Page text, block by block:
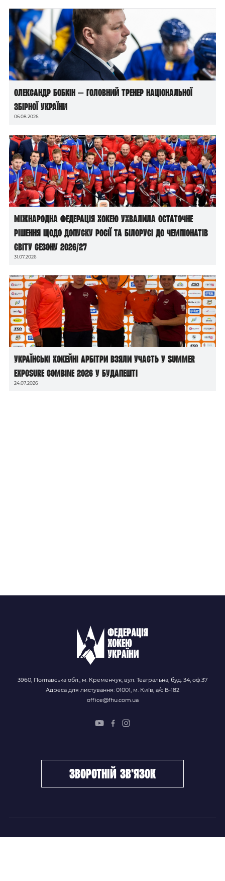
Олександр Бобкін — головний тренер національної
збірної України
06.08.2026
Міжнародна федерація хокею ухвалила остаточне
рішення щодо допуску росії та білорусі до чемпіонатів
світу сезону 2026/27
31.07.2026
Українські хокейні арбітри взяли участь у Summer
Exposure Combine 2026 у Будапешті
24.07.2026
3960, Полтавська обл., м. Кременчук, вул. Театральна, буд. 34, оф.37
Адреса для листування: 01001, м. Київ, а/с В-182
office@fhu.com.ua
зворотній зв’язок